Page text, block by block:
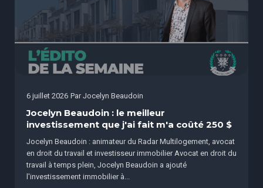
6 juillet 2026 Par Jocelyn Beaudoin
Jocelyn Beaudoin : le meilleur
investissement que j'ai fait m'a coûté 250 $
Jocelyn Beaudoin : animateur du Radar Multilogement, avocat
en droit du travail et investisseur immobilier Avocat en droit du
travail à temps plein, Jocelyn Beaudoin a ajouté
l'investissement immobilier à...